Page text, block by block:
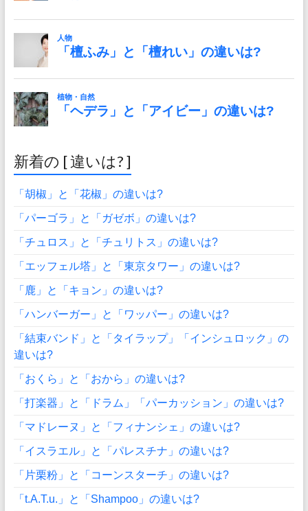
新着の [ 違いは? ]
「胡椒」と「花椒」の違いは?
「パーゴラ」と「ガゼボ」の違いは?
「チュロス」と「チュリトス」の違いは?
「エッフェル塔」と「東京タワー」の違いは?
「鹿」と「キョン」の違いは?
「ハンバーガー」と「ワッパー」の違いは?
「結束バンド」と「タイラップ」「インシュロック」の
違いは?
「おくら」と「おから」の違いは?
「打楽器」と「ドラム」「パーカッション」の違いは?
「マドレーヌ」と「フィナンシェ」の違いは?
「イスラエル」と「パレスチナ」の違いは?
「片栗粉」と「コーンスターチ」の違いは?
「t.A.T.u.」と「Shampoo」の違いは?